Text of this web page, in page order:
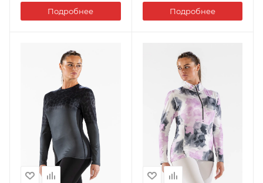
Подробнее Подробнее